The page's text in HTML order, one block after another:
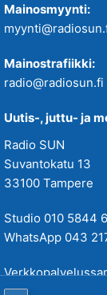
Mainosmyynti:
Mainostrafiikki:
radio@radiosun.fi
Uutis-, juttu- ja
Radio SUN
Suvantokatu 13
33100 Tampere
Studio 010 5844
WhatsApp 043
parantamiseksi.